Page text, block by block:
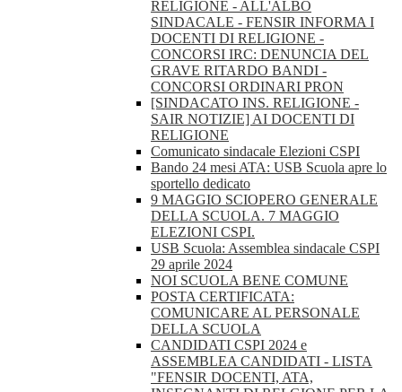
RELIGIONE - ALL'ALBO
SINDACALE - FENSIR INFORMA I
DOCENTI DI RELIGIONE -
CONCORSI IRC: DENUNCIA DEL
GRAVE RITARDO BANDI -
CONCORSI ORDINARI PRON
[SINDACATO INS. RELIGIONE -
SAIR NOTIZIE] AI DOCENTI DI
RELIGIONE
Comunicato sindacale Elezioni CSPI
Bando 24 mesi ATA: USB Scuola apre lo
sportello dedicato
9 MAGGIO SCIOPERO GENERALE
DELLA SCUOLA. 7 MAGGIO
ELEZIONI CSPI.
USB Scuola: Assemblea sindacale CSPI
29 aprile 2024
NOI SCUOLA BENE COMUNE
POSTA CERTIFICATA:
COMUNICARE AL PERSONALE
DELLA SCUOLA
CANDIDATI CSPI 2024 e
ASSEMBLEA CANDIDATI - LISTA
"FENSIR DOCENTI, ATA,